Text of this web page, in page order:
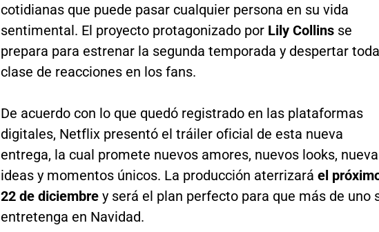
cotidianas que puede pasar cualquier persona en su vida
sentimental. El proyecto protagonizado por Lily Collinsse
prepara para estrenar la segunda temporada y despertar toda
clase de reacciones en los fans.
De acuerdo con lo que quedó registrado en las plataformas
digitales, Netflix presentó el tráiler oficial de esta nueva
entrega, la cual promete nuevos amores, nuevos looks,
ideas y momentos únicos. La producción aterrizará el
22 de diciembre y será el plan perfecto para que más de uno
entretenga en Navidad.